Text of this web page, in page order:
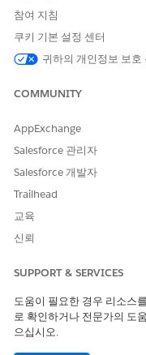
도록 Flow Builder에서 플
을 참조하세요.
되어 있지 않습니다. Flow
듭니다.
참여 지침
쿠키 기본 설정 센터
귀하의 개인정보 보호
COMMUNITY
AppExchange
Salesforce 관리자
Salesforce 개발자
Trailhead
교육
신뢰
SUPPORT & SERVICES
도움이 필요한 경우 리소스
로 확인하거나 전문가의 도
으십시오.